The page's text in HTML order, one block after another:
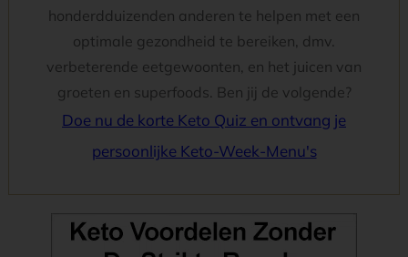
honderdduizenden anderen te helpen met een
optimale gezondheid te bereiken, dmv.
verbeterende eetgewoonten, en het juicen van
groeten en superfoods. Ben jij de volgende?
Doe nu de korte Keto Quiz en ontvang je
persoonlijke Keto-Week-Menu's